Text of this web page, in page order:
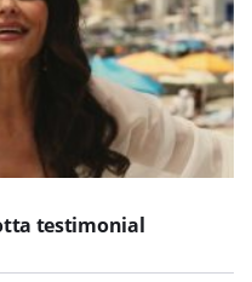
testimonial